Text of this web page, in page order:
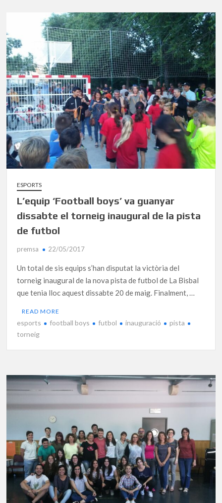
ESPORTS
L’equip ‘Football boys’ va guanyar
dissabte el torneig inaugural de la pista
de futbol
premsa 22/05/2017
Un total de sis equips s’han disputat la victòria del
torneig inaugural de la nova pista de futbol de La Bisbal
que tenia lloc aquest dissabte 20 de maig. Finalment, …
READ MORE
esports football boys futbol inauguració
pista
torneig